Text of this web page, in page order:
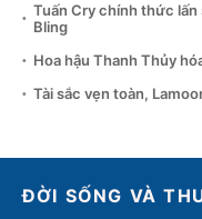
Tuấn Cry chính thức lấn
Bling
Hoa hậu Thanh Thủy
Tài sắc vẹn toàn,
ĐỜI SỐNG VÀ